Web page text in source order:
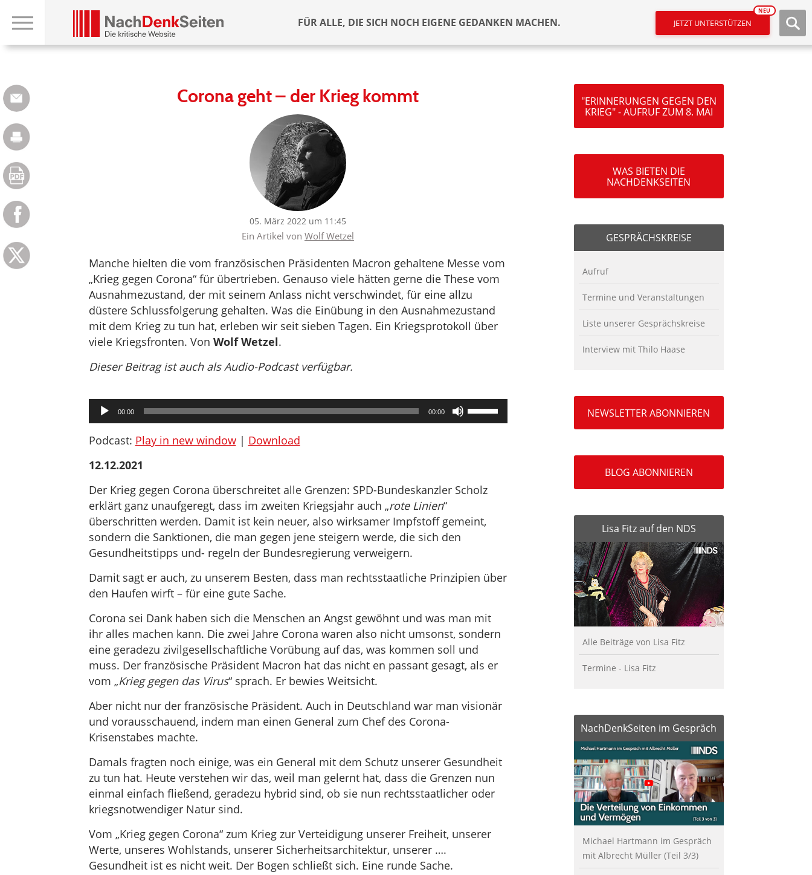
FÜR ALLE, DIE SICH NOCH EIGENE GEDANKEN MACHEN. JETZT UNTERSTÜTZEN
NEU
Corona geht – der Krieg kommt
05. März 2022 um 11:45
Ein Artikel von Wolf Wetzel
Manche hielten die vom französischen Präsidenten Macron gehaltene Messe vom
„Krieg gegen Corona“ für übertrieben. Genauso viele hätten gerne die These vom
Ausnahmezustand, der mit seinem Anlass nicht verschwindet, für eine allzu
düstere Schlussfolgerung gehalten. Was die Einübung in den Ausnahmezustand
mit dem Krieg zu tun hat, erleben wir seit sieben Tagen. Ein Kriegsprotokoll über
viele Kriegsfronten. Von Wolf Wetzel.
Dieser Beitrag ist auch als Audio-Podcast verfügbar.
Audio-
Player
00:00 00:00
Pfeiltasten
Hoch/Runter
zu
Podcast: Play in new window| Download
12.12.2021
Der Krieg gegen Corona überschreitet alle Grenzen: SPD-Bundeskanzler Scholz
erklärt ganz unaufgeregt, dass im zweiten Kriegsjahr auch „rote Linien“
überschritten werden. Damit ist kein neuer, also wirksamer Impfstoff gemeint,
sondern die Sanktionen, die man gegen jene steigern werde, die sich den
Gesundheitstipps und- regeln der Bundesregierung verweigern.
Damit sagt er auch, zu unserem Besten, dass man rechtsstaatliche Prinzipien über
den Haufen wirft – für eine gute Sache.
Corona sei Dank haben sich die Menschen an Angst gewöhnt und was man mit
ihr alles machen kann. Die zwei Jahre Corona waren also nicht umsonst, sondern
eine geradezu zivilgesellschaftliche Vorübung auf das, was kommen soll und
muss. Der französische Präsident Macron hat das nicht en passant gesagt, als er
vom „Krieg gegen das Virus“ sprach. Er bewies Weitsicht.
Aber nicht nur der französische Präsident. Auch in Deutschland war man visionär
und vorausschauend, indem man einen General zum Chef des Corona-
Krisenstabes machte.
Damals fragten noch einige, was ein General mit dem Schutz unserer Gesundheit
zu tun hat. Heute verstehen wir das, weil man gelernt hat, dass die Grenzen nun
einmal einfach fließend, geradezu hybrid sind, ob sie nun rechtsstaatlicher oder
kriegsnotwendiger Natur sind.
Vom „Krieg gegen Corona“ zum Krieg zur Verteidigung unserer Freiheit, unserer
Werte, unseres Wohlstands, unserer Sicherheitsarchitektur, unserer ….
Gesundheit ist es nicht weit. Der Bogen schließt sich. Eine runde Sache.
"ERINNERUNGEN GEGEN DEN
KRIEG" - AUFRUF ZUM 8. MAI
WAS BIETEN DIE
NACHDENKSEITEN
GESPRÄCHSKREISE
Aufruf
Termine und Veranstaltungen
Liste unserer Gesprächskreise
Interview mit Thilo Haase
NEWSLETTER ABONNIEREN
BLOG ABONNIEREN
Lisa Fitz auf den NDS
Alle Beiträge von Lisa Fitz
Termine - Lisa Fitz
NachDenkSeiten im Gespräch
Michael Hartmann im Gespräch
mit Albrecht Müller (Teil 3/3)